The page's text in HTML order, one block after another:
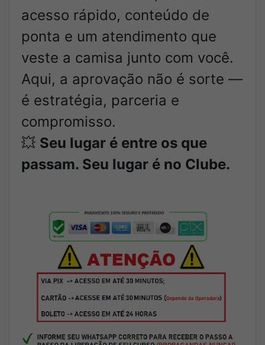
acesso rápido, conteúdo de
ponta e um atendimento que
veste a camisa junto com você.
Aqui, a aprovação não é sorte —
é estratégia, parceria e
compromisso.
💥 Seu lugar é entre os que
passam. Seu lugar é no Clube.